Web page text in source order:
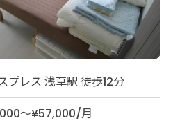
プレス 浅草駅 徒歩12分
～¥57,000/月